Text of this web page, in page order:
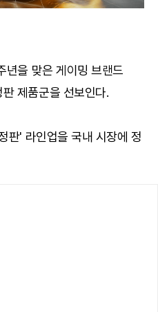
년을 맞은 게이밍 브랜드
제품군을 선보인다.
판' 라인업을 국내 시장에 정